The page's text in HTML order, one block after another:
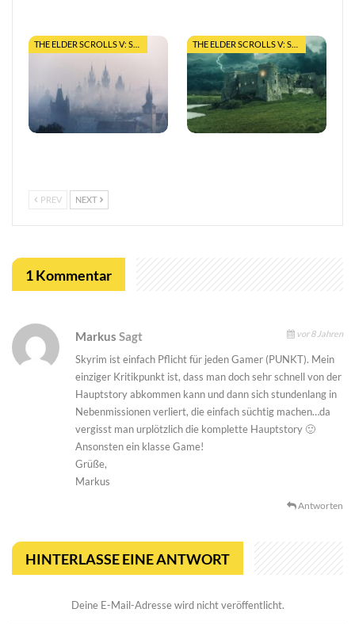
PREV NEXT
1 Kommentar
Markus Sagt vor 8 Jahren
Skyrim ist einfach Pflicht für jeden Gamer (PUNKT). Mein
einziger Kritikpunkt ist, dass man doch sehr schnell von der
Hauptstory abkommen kann und dann sich stundenlang in
Nebenmissionen verliert, die einfach süchtig machen…da
vergisst man urplötzlich die komplette Hauptstory 🙂
Ansonsten ein klasse Game!
Grüße,
Markus
Antworten
HINTERLASSE EINE ANTWORT
Deine E-Mail-Adresse wird nicht veröffentlicht.